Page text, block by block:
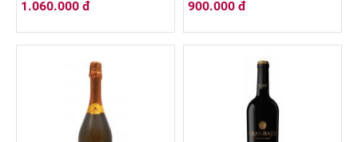
1.060.000 đ 900.000 đ